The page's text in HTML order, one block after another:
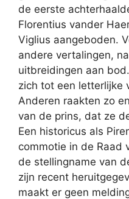
de eerste
Florentius vander
Viglius aangeboden.
andere vertalingen,
uitbreidingen aan
zich tot een letterlijke
Anderen raakten zo
van de prins, dat ze
Een historicus als
commotie in de Raad
de stellingname van
zijn recent
maakt er geen